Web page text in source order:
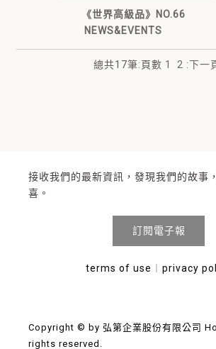
《世界高級品》NO.66
NEWS&EVENTS
總共17筆:頁數 1 2 :下一
Copyright © by 弘第企業股份有限公司
rights reserved.
接收我們的最新資訊，發現我們的故事
喜。
訂閱電子報
terms of use privacy